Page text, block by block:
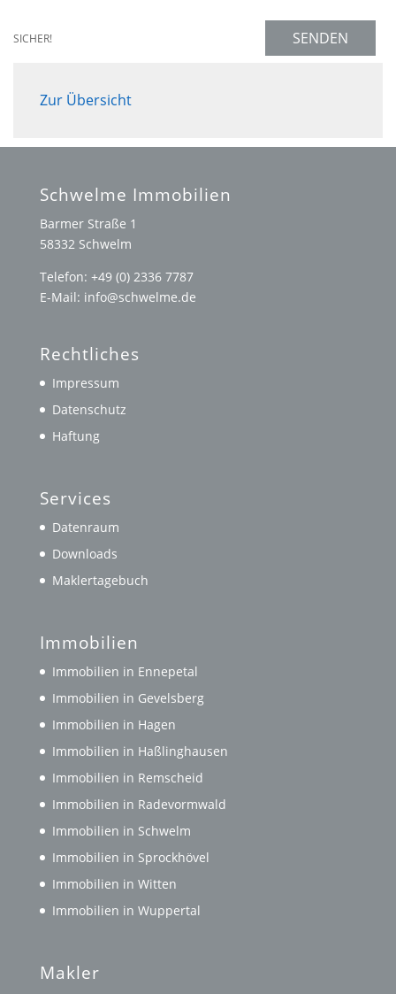
SICHER! SENDEN
Zur Übersicht
Schwelme Immobilien
Barmer Straße 1
58332 Schwelm
Telefon: +49 (0) 2336 7787
E-Mail: info@schwelme.de
Rechtliches
Impressum
Datenschutz
Haftung
Services
Datenraum
Downloads
Maklertagebuch
Immobilien
Immobilien in Ennepetal
Immobilien in Gevelsberg
Immobilien in Hagen
Immobilien in Haßlinghausen
Immobilien in Remscheid
Immobilien in Radevormwald
Immobilien in Schwelm
Immobilien in Sprockhövel
Immobilien in Witten
Immobilien in Wuppertal
Makler